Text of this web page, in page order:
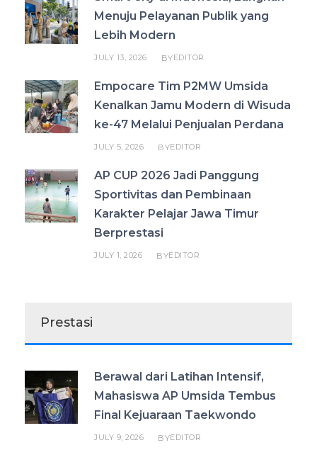
Menuju Pelayanan Publik yang
Lebih Modern
JULY 13, 2026 BYEDITOR
Empocare Tim P2MW Umsida
Kenalkan Jamu Modern di Wisuda
ke-47 Melalui Penjualan Perdana
JULY 5, 2026 BYEDITOR
AP CUP 2026 Jadi Panggung
Sportivitas dan Pembinaan
Karakter Pelajar Jawa Timur
Berprestasi
JULY 1, 2026 BYEDITOR
Prestasi
Berawal dari Latihan Intensif,
Mahasiswa AP Umsida Tembus
Final Kejuaraan Taekwondo
JULY 9, 2026 BYEDITOR